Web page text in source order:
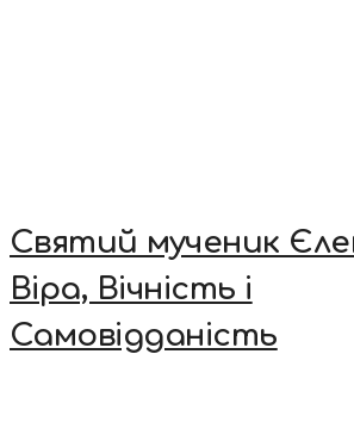
Святий мученик
Віра, Вічність і
Самовідданість